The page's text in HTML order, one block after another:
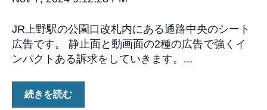
JR上野駅の公園口改札内にある通路中央のシート
広告です。 静止面と動画面の2種の広告で強くイ
ンパクトある訴求をしていきます。...
続きを読む